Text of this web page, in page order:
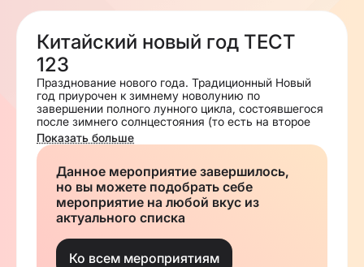
Китайский новый год ТЕСТ
123
Празднование нового года. Традиционный Новый
год приурочен к зимнему новолунию по
завершении полного лунного цикла, состоявшегося
после зимнего солнцестояния (то есть на второе
новолуние после 21 декабря). В григорианском
календаре это соответствует одному из дней
между 21 января и 21 февраля.
Китайский Новый год часто неофициально
называют «лунным новым годом», поскольку он
является производным элементом лунно-
солнечного китайского календаря, а сама его
точная дата определяется на основе лунных фаз.
Цикл новогодних празднеств традиционно
начинается в первый день первого же месяца кит.
正月, пиньинь zhēngyuè китайского календаря и
Показать больше
Данное мероприятие завершилось,
но вы можете подобрать себе
мероприятие на любой вкус из
актуального списка
Ко всем мероприятиям